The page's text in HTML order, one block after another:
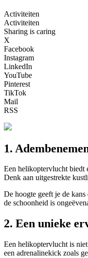
Activiteiten
Activiteiten
Sharing is caring
X
Facebook
Instagram
LinkedIn
YouTube
Pinterest
TikTok
Mail
RSS
1.
Een helikoptervlucht biedt
Denk aan uitgestrekte
De hoogte geeft je de
de schoonheid is
2. Een unieke
Een helikoptervlucht is
een adrenalinekick zoals